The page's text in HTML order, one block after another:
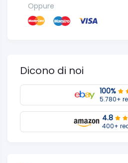
Oppure
Dicono di noi
100%
5.780+
4.8
400+